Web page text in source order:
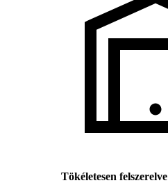
Tökéletesen felszerelve